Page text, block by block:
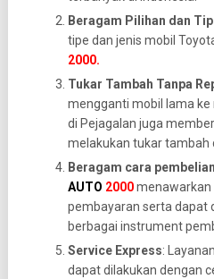
Beragam Pilihan dan
tipe dan jenis mobil
2000.
Tukar Tambah Tanpa
mengganti mobil lama ke
di Pejagalan juga
melakukan tukar tambah
Beragam cara
AUTO 2000menawarkan
pembayaran serta dapat
berbagai instrument
Service Express:
dapat dilakukan dengan